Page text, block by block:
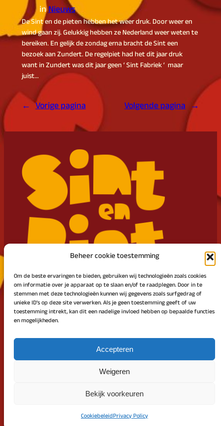
Beheer cookie toestemming
Om de beste ervaringen te bieden, gebruiken wij technologieën zoals cookies
om informatie over je apparaat op te slaan en/of te raadplegen. Door in te
stemmen met deze technologieën kunnen wij gegevens zoals surfgedrag of
unieke ID's op deze site verwerken. Als je geen toestemming geeft of uw
toestemming intrekt, kan dit een nadelige invloed hebben op bepaalde functies
en mogelijkheden.
Accepteren
Weigeren
Bekijk voorkeuren
CookiebeleidPrivacy Policy
inNieuws
De Sint en de pieten hebben het weer druk. Door weer en
wind gaan zij. Gelukkig hebben ze Nederland weer weten te
bereiken. En gelijk de zondag erna bracht de Sint een
bezoek aan Zundert. De regelpiet had het dit jaar druk
want in Zundert was dit jaar geen ‘ Sint Fabriek ‘ maar
juist…
← Vorige pagina Volgende pagina →
Intocht Sinterklaas Zundert en Klein Zundert
Instagram
WordPress